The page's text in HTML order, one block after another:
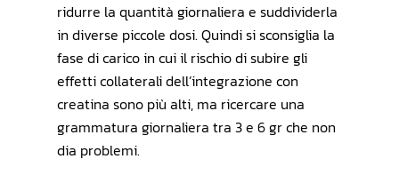
ridurre la quantità giornaliera e suddividerla
in diverse piccole dosi. Quindi si sconsiglia la
fase di carico in cui il rischio di subire gli
effetti collaterali dell’integrazione con
creatina sono più alti, ma ricercare una
grammatura giornaliera tra 3 e 6 gr che non
dia problemi.